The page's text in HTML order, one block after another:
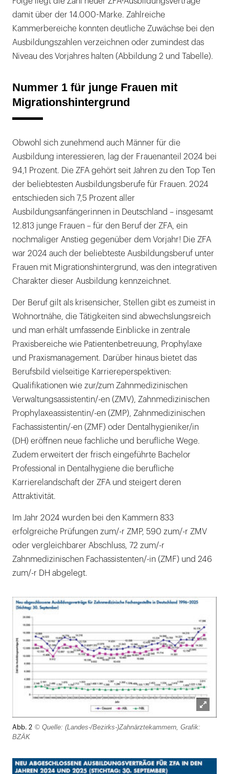
damit über der 14.000-Marke. Zahlreiche
Kammerbereiche konnten deutliche Zuwächse bei den
Ausbildungszahlen verzeichnen oder zumindest das
Niveau des Vorjahres halten (Abbildung 2 und Tabelle).
Nummer 1 für junge Frauen mit
Migrationshintergrund
Obwohl sich zunehmend auch Männer für die
Ausbildung interessieren, lag der Frauenanteil 2024 bei
94,1 Prozent. Die ZFA gehört seit Jahren zu den Top Ten
der beliebtesten Ausbildungsberufe für Frauen. 2024
entschieden sich 7,5 Prozent aller
Ausbildungsanfängerinnen in Deutschland – insgesamt
12.813 junge Frauen – für den Beruf der ZFA, ein
nochmaliger Anstieg gegenüber dem Vorjahr! Die ZFA
war 2024 auch der beliebteste Ausbildungsberuf unter
Frauen mit Migrationshintergrund, was den integrativen
Charakter dieser Ausbildung kennzeichnet.
Der Beruf gilt als krisensicher, Stellen gibt es zumeist in
Wohnortnähe, die Tätigkeiten sind abwechslungsreich
und man erhält umfassende Einblicke in zentrale
Praxisbereiche wie Patientenbetreuung, Prophylaxe
und Praxismanagement. Darüber hinaus bietet das
Berufsbild vielseitige Karriereperspektiven:
Qualifikationen wie zur/zum Zahnmedizinischen
Verwaltungsassistentin/-en (ZMV), Zahnmedizinischen
Prophylaxeassistentin/-en (ZMP), Zahnmedizinischen
Fachassistentin/-en (ZMF) oder Dentalhygieniker/in
(DH) eröffnen neue fachliche und berufliche Wege.
Zudem erweitert der frisch eingeführte Bachelor
Professional in Dentalhygiene die berufliche
Karrierelandschaft der ZFA und steigert deren
Attraktivität.
Im Jahr 2024 wurden bei den Kammern 833
erfolgreiche Prüfungen zum/-r ZMP, 590 zum/-r ZMV
oder vergleichbarer Abschluss, 72 zum/-r
Zahnmedizinischen Fachassistenten/-in (ZMF) und 246
zum/-r DH abgelegt.
Abb. 2 © Quelle: (Landes-/Bezirks-)Zahnärztekammern, Grafik:
BZÄK